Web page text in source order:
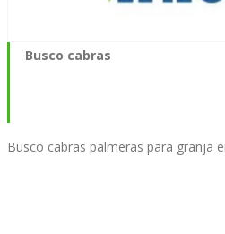
Busco cabras
Busco cabras palmeras para granja